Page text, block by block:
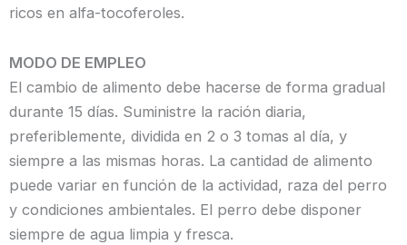
ricos en alfa-tocoferoles.
MODO DE EMPLEO
El cambio de alimento debe hacerse de forma gradual
durante 15 días. Suministre la ración diaria,
preferiblemente, dividida en 2 o 3 tomas al día, y
siempre a las mismas horas. La cantidad de alimento
puede variar en función de la actividad, raza del perro
y condiciones ambientales. El perro debe disponer
siempre de agua limpia y fresca.